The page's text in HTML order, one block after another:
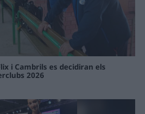
i Cambrils es decidiran els
2026